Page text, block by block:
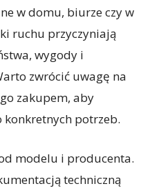
w domu, biurze czy w
ruchu przyczyniają
wygody i
zwrócić uwagę na
zakupem, aby
potrzeb.
modelu i producenta.
techniczną